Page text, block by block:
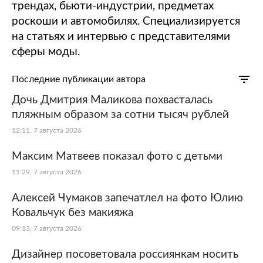
трендах, бьюти-индустрии, предметах
роскоши и автомобилях. Специализируется
на статьях и интервью с представителями
сферы моды.
Последние публикации автора
Дочь Дмитрия Маликова похвасталась
пляжным образом за сотни тысяч рублей
12:11, 7 августа 2026
Максим Матвеев показал фото с детьми
11:29, 7 августа 2026
Алексей Чумаков запечатлел на фото Юлию
Ковальчук без макияжа
09:13, 7 августа 2026
Дизайнер посоветовала россиянкам носить